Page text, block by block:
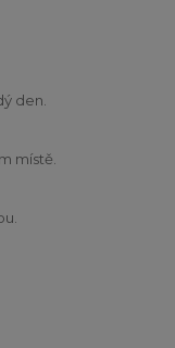
den.
místě.